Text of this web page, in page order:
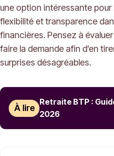
une option intéressante
flexibilité et transparence
financières. Pensez à
faire la demande afin d’en
surprises désagréables.
À lire
Retraite BTP :
2026